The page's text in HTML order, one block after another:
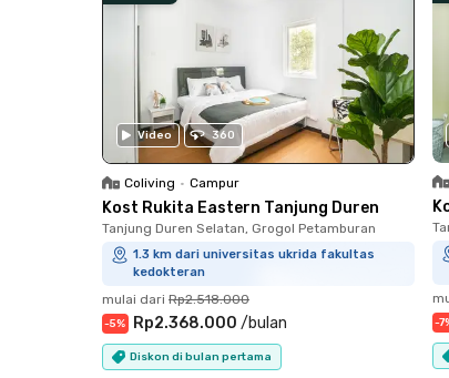
Video 360
Coliving • Campur
Kost Rukita Eastern Tanjung Duren
Tanjung Duren Selatan, Grogol Petamburan
1.3 km dari universitas ukrida fakultas
kedokteran
mulai dari Rp2.518.000
-5% Rp2.368.000 /bulan
Diskon di bulan pertama
-7